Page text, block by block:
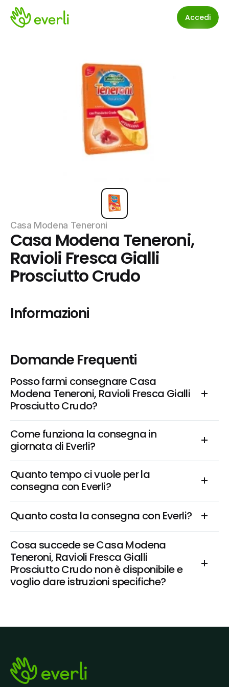
Accedi
Casa Modena Teneroni
Casa Modena Teneroni,
Ravioli Fresca Gialli
Prosciutto Crudo
Informazioni
Domande Frequenti
Posso farmi consegnare Casa
Modena Teneroni, Ravioli Fresca Gialli
Prosciutto Crudo?
Come funziona la consegna in
giornata di Everli?
Quanto tempo ci vuole per la
consegna con Everli?
Quanto costa la consegna con Everli?
Cosa succede se Casa Modena
Teneroni, Ravioli Fresca Gialli
Prosciutto Crudo non è disponibile e
voglio dare istruzioni specifiche?